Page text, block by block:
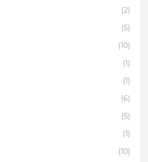
(2)
(5)
(10)
(1)
(1)
(6)
(5)
(1)
(10)